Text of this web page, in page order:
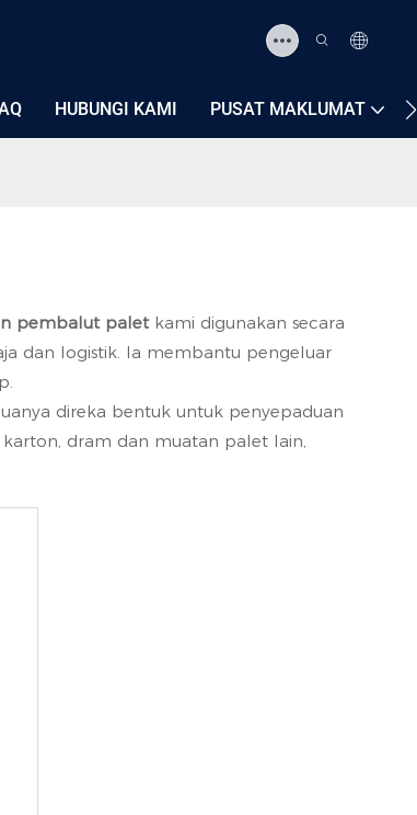
HUBUNGI KAMI PUSAT MAKLUMAT
pembalut palet kami digunakan secara
dan logistik. Ia membantu pengeluar
direka bentuk untuk penyepaduan
dram dan muatan palet lain,